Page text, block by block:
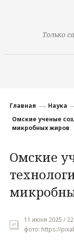
Только
Финансы
Наука
Культура
Общество
Мнения
Главная
Наука
Омские ученые
микробных жиров
Омские
11 июня 2025 /
фото: https://